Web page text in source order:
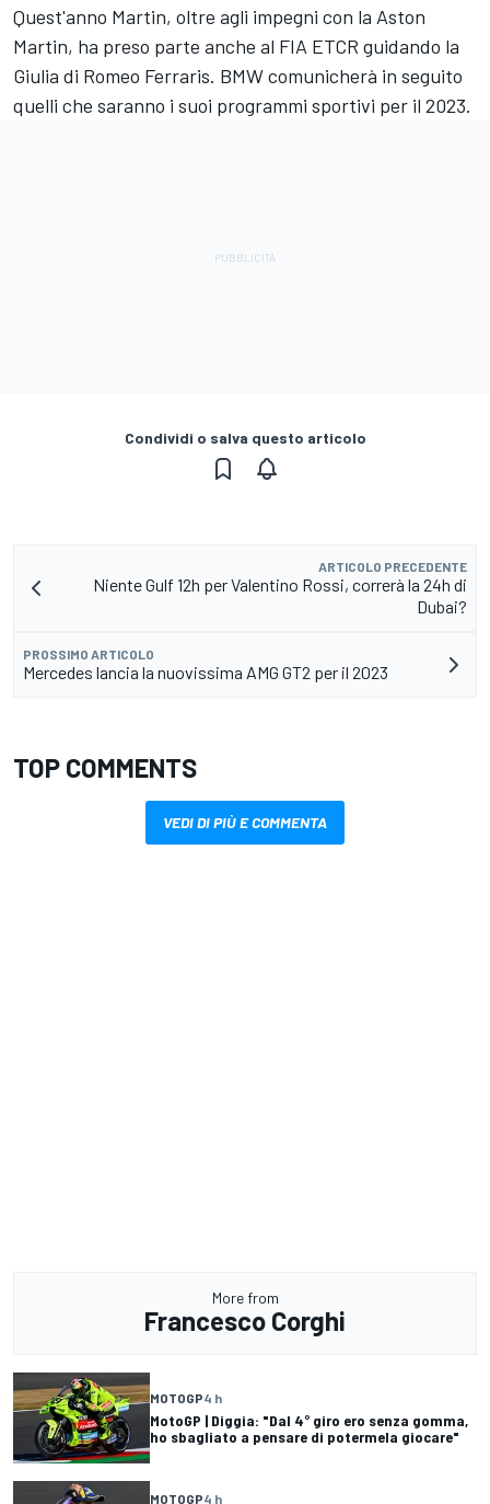
Quest'anno Martin, oltre agli impegni con la Aston
Martin, ha preso parte anche al FIA ETCR guidando la
Giulia di Romeo Ferraris. BMW comunicherà in seguito
quelli che saranno i suoi programmi sportivi per il 2023.
Condividi o salva questo articolo
ARTICOLO PRECEDENTE
Niente Gulf 12h per Valentino Rossi, correrà la 24h di
Dubai?
PROSSIMO ARTICOLO
Mercedes lancia la nuovissima AMG GT2 per il 2023
TOP COMMENTS
VEDI DI PIÙ E COMMENTA
More from
Francesco Corghi
MOTOGP4 h
MotoGP | Diggia: "Dal 4° giro ero senza gomma,
ho sbagliato a pensare di potermela giocare"
MOTOGP4 h